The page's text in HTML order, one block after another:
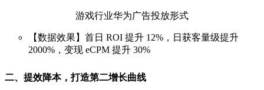
游戏行业华为广告投放形式
【数据效果】首日 ROI 提升 12%，日获客量级提升
2000%，变现 eCPM 提升 30%
二、提效降本，打造第二增长曲线